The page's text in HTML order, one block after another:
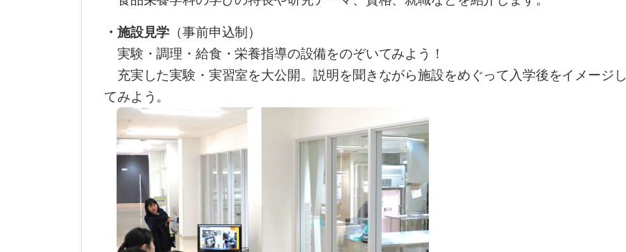
・施設見学 （事前申込制）
実験・調理・給食・栄養指導の設備をのぞいてみよう！
充実した実験・実習室を大公開。説明を聞きながら施設をめぐって入学後をイメージし
てみよう。